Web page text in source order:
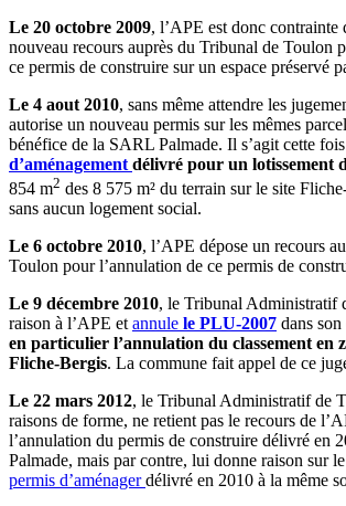
Le 20 octobre 2009, l’APE est donc contrainte
nouveau recours auprès du Tribunal de Toulon
ce permis de construire sur un espace préservé
Le 4 aout 2010, sans même attendre les
autorise un nouveau permis sur les mêmes
bénéfice de la SARL Palmade. Il s’agit cette fois
d’aménagement délivré pour un lotissement
854 m2 des 8 575 m² du terrain sur le site
sans aucun logement social.
Le 6 octobre 2010, l’APE dépose un recours
Toulon pour l’annulation de ce permis de
Le 9 décembre 2010, le Tribunal Administratif
raison à l’APE et annule le PLU-2007 dans
en particulier l’annulation du classement en
Fliche-Bergis. La commune fait appel de ce
Le 22 mars 2012, le Tribunal Administratif de
raisons de forme, ne retient pas le recours de
l’annulation du permis de construire délivré en
Palmade, mais par contre, lui donne raison sur
permis d’aménagerdélivré en 2010 à la même